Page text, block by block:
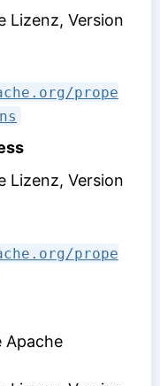
Lizenz, Version
prope
Lizenz, Version
prope